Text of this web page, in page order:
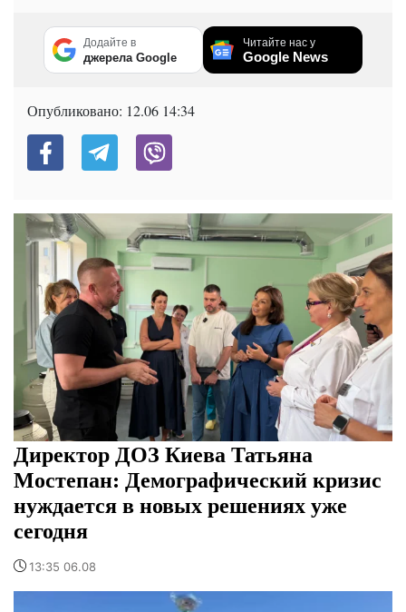
Додайте в
джерела Google
Читайте нас у
Google News
Опубликовано: 12.06 14:34
Директор ДОЗ Киева Татьяна
Мостепан: Демографический кризис
нуждается в новых решениях уже
сегодня
13:35 06.08